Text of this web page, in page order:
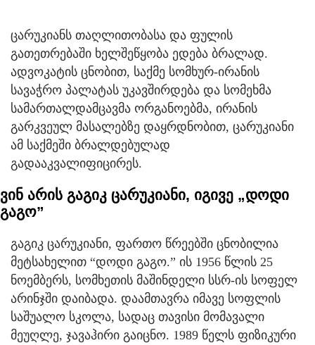
ცარუკიანს თაღლითობასა და ფულის
გათეთრებაში ხელშეწყობა ედება ბრალად.
ადვოკატის ცნობით, საქმე სომხურ-ირანის
სავაჭრო პალატას უკავშირდება და სომეხმა
სამართალდამცავმა ორგანოებმა, ირანის
გარკვეულ მასალებზე დაყრდნობით, ცარუკიანი
ამ საქმეში ბრალდებულად
გადააკვალიფიცირეს.
ვინ არის გაგიკ ცარუკიანი, იგივე „დოდი
გაგო”
გაგიკ ცარუკიანი, ფართო წრეებში ცნობილია
მეტსახელით “დოდი გაგო.” ის 1956 წლის 25
ნოემბერს, სომხეთის მაშინდელი სსრ-ის სოფელ
არინჯში დაიბადა. დაამთავრა იმავე სოფლის
საშუალო სკოლა, სადაც თავისი მომავალი
მეუღლე, ჯავაჰირი გაიცნო. 1989 წელს ფიზიკური